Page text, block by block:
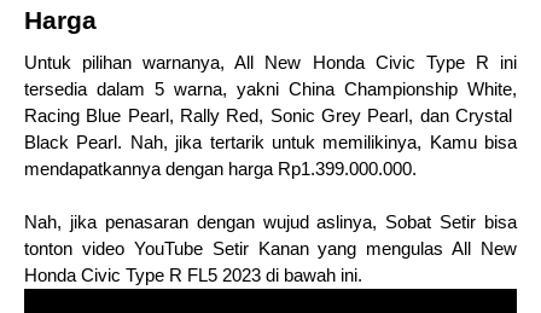
Harga
Untuk pilihan warnanya, All New Honda Civic Type R ini
tersedia dalam 5 warna, yakni China Championship White,
Racing Blue Pearl, Rally Red, Sonic Grey Pearl, dan Crystal
Black Pearl. Nah, jika tertarik untuk memilikinya, Kamu bisa
mendapatkannya dengan harga Rp1.399.000.000.
Nah, jika penasaran dengan wujud aslinya, Sobat Setir bisa
tonton video YouTube Setir Kanan yang mengulas All New
Honda Civic Type R FL5 2023 di bawah ini.